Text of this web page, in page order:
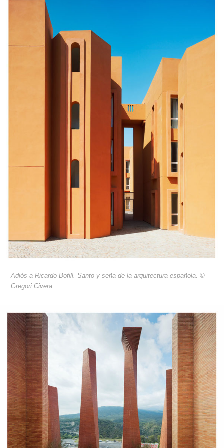
Adiós a Ricardo Bofill. Santo y seña de la arquitectura española. ©
Gregori Civera